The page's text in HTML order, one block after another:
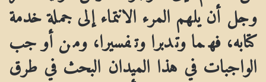
وجل أن يلهم المرء الانتماء إلى جملة خدمة
كتابه، فهما وتدبرا وتفسيرا، ومن أوجب
الواجبات في هذا الميدان البحث في طرق